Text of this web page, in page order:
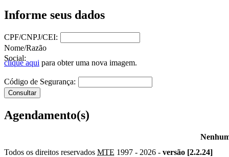
Informe seus dados
CPF/CNPJ/CEI:
Nome/Razão
Social:
clique aqui para obter uma nova imagem.
Código de Segurança:
Agendamento(s)
Todos os direitos reservados MTE 1997 - 2026 - versão [2.2.24]